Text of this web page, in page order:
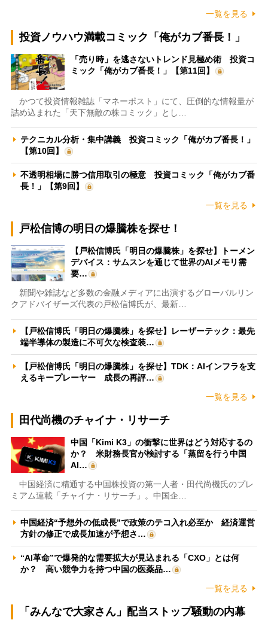
一覧を見る
投資ノウハウ満載コミック「俺がカブ番長！」
「売り時」を逃さないトレンド見極め術 投資コ
ミック「俺がカブ番長！」【第11回】
かつて投資情報雑誌「マネーポスト」にて、圧倒的な情報量が
詰め込まれた「天下無敵の株コミック」とし…
テクニカル分析・集中講義 投資コミック「俺がカブ番長！」
【第10回】
不透明相場に勝つ信用取引の極意 投資コミック「俺がカブ番
長！」【第9回】
一覧を見る
戸松信博の明日の爆騰株を探せ！
【戸松信博氏「明日の爆騰株」を探せ】トーメン
デバイス：サムスンを通じて世界のAIメモリ需
要…
新聞や雑誌など多数の金融メディアに出演するグローバルリン
クアドバイザーズ代表の戸松信博氏が、最新…
【戸松信博氏「明日の爆騰株」を探せ】レーザーテック：最先
端半導体の製造に不可欠な検査装…
【戸松信博氏「明日の爆騰株」を探せ】TDK：AIインフラを支
えるキープレーヤー 成長の再評…
一覧を見る
田代尚機のチャイナ・リサーチ
中国「Kimi K3」の衝撃に世界はどう対応するの
か？ 米財務長官が検討する「蒸留を行う中国
AI…
中国経済に精通する中国株投資の第一人者・田代尚機氏のプレ
ミアム連載「チャイナ・リサーチ」。中国企…
中国経済“予想外の低成長”で政策のテコ入れ必至か 経済運営
方針の修正で成長加速が予想さ…
“AI革命”で爆発的な需要拡大が見込まれる「CXO」とは何
か？ 高い競争力を持つ中国の医薬品…
一覧を見る
「みんなで大家さん」配当ストップ騒動の内幕